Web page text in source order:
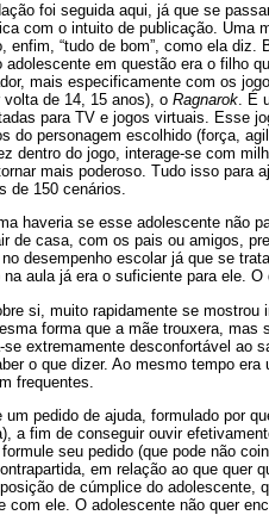
foi seguida aqui, já que se
com o intuito de publicação. Uma
enfim, “tudo de bom”, como ela
adolescente em questão era o filho
mais especificamente com os
de 14, 15 anos), o Ragnarok. É
para TV e jogos virtuais. Esse
do personagem escolhido (força,
dentro do jogo, interage-se com
mais poderoso. Tudo isso para
de 150 cenários.
haveria se esse adolescente não
de casa, com os pais ou amigos,
desempenho escolar já que se
aula já era o suficiente para ele. O
si, muito rapidamente se
forma que a mãe trouxera,
extremamente desconfortável ao
o que dizer. Ao mesmo tempo era
frequentes.
um pedido de ajuda, formulado por
a fim de conseguir ouvir
seu pedido (que pode não
em relação ao que quer
de cúmplice do adolescente,
com ele. O adolescente não quer